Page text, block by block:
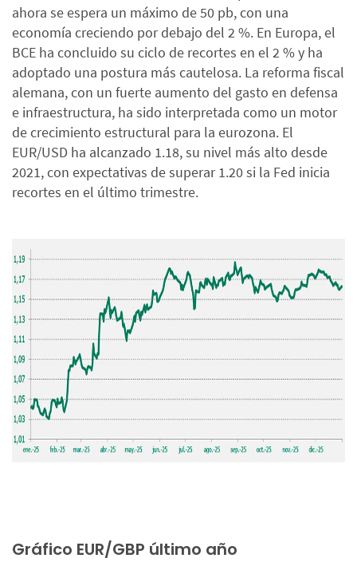
ahora se espera un máximo de 50 pb, con una
economía creciendo por debajo del 2 %. En Europa, el
BCE ha concluido su ciclo de recortes en el 2 % y ha
adoptado una postura más cautelosa. La reforma fiscal
alemana, con un fuerte aumento del gasto en defensa
e infraestructura, ha sido interpretada como un motor
de crecimiento estructural para la eurozona. El
EUR/USD ha alcanzado 1.18, su nivel más alto desde
2021, con expectativas de superar 1.20 si la Fed inicia
recortes en el último trimestre.
Gráfico EUR/GBP último año